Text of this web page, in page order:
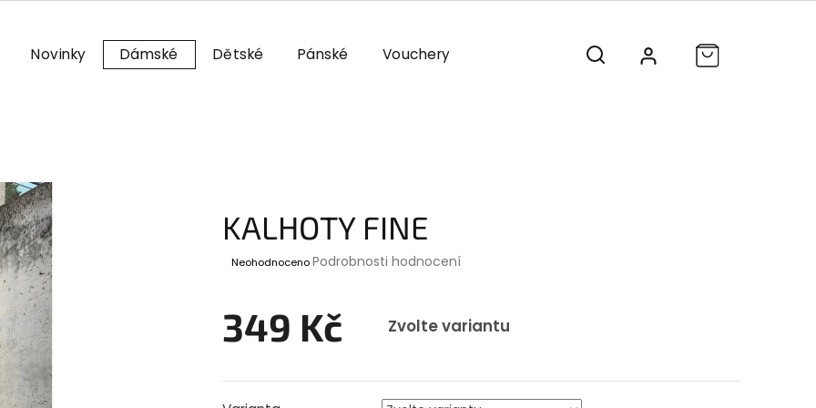
Novinky Dámské Dětské Pánské Vouchery Výprodej
KALHOTY FINE
Průměrné
je
0,0
z
hvězdiček.
NeohodnocenoPodrobnosti hodnocení
349 Kč Zvolte variantu
cena: